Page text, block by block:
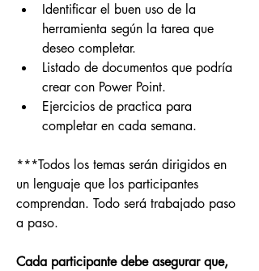
Identificar el buen uso de la
herramienta según la tarea que
deseo completar.
Listado de documentos que podría
crear con Power Point.
Ejercicios de practica para
completar en cada semana.
***Todos los temas serán dirigidos en
un lenguaje que los participantes
comprendan. Todo será trabajado paso
a paso.
Cada participante debe asegurar que,